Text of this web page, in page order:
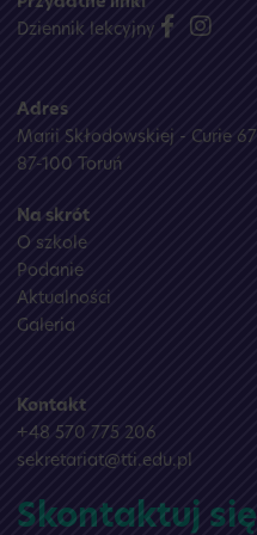
Dziennik lekcyjny
Adres
Marii Skłodowskiej - Curie 67
87-100 Toruń
Na skrót
O szkole
Podanie
Aktualności
Galeria
Kontakt
+48 570 775 206
sekretariat@tti.edu.pl
Skontaktuj się